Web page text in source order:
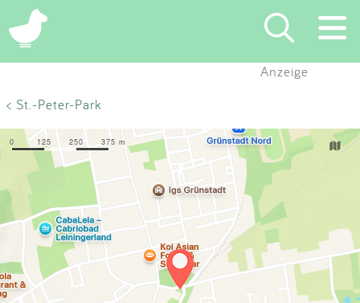
×
Eintragen
App
Blog
Partner
Anzeige
< St.-Peter-Park